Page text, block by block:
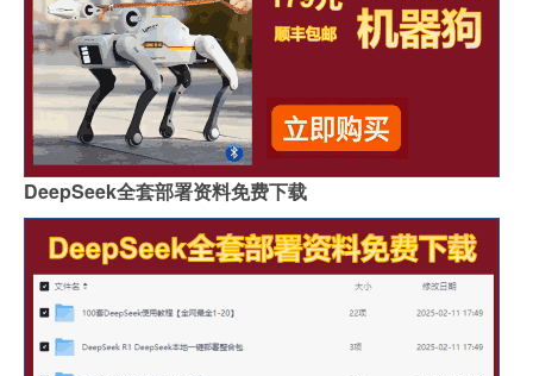
DeepSeek全套部署资料免费下载